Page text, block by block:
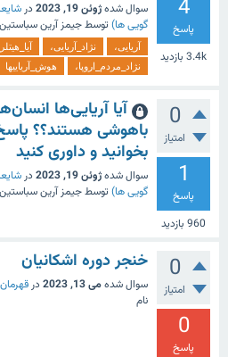
4
پاسخ
3.4k بازدید
سوال شدهژوئن 19, 2023 در
گویی ها) توسطجیمز آرین سباستین
آریایی، نژاد_آریایی،
نژاد_مردم_اروپا،
هوش_آریاییها
0
امتیاز
1
پاسخ
960 بازدید
آیا آریایی‌ها
باهوشی هستند؟؟
بخوانید و داوری کنید
سوال شدهژوئن 19, 2023 در
گویی ها) توسطجیمز آرین سباستین
0
امتیاز
0
پاسخ
خنجر دوره اشکانیان
سوال شدهمی 13, 2023 در
نام